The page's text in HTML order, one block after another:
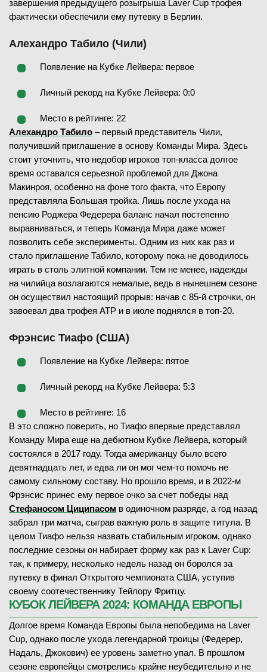
завершения предыдущего розыгрыша Laver Cup трофея
фактически обеспечили ему путевку в Берлин.
Алехандро Табило (Чили)
Появление на Кубке Лейвера: первое
Личный рекорд на Кубке Лейвера: 0:0
Место в рейтинге: 22
Алехандро Табило – первый представитель Чили,
получивший приглашение в основу Команды Мира. Здесь
стоит уточнить, что недобор игроков топ-класса долгое
время оставался серьезной проблемой для Джона
Макинроя, особенно на фоне того факта, что Европу
представляла Большая тройка. Лишь после ухода на
пенсию Роджера Федерера баланс начал постепенно
выравниваться, и теперь Команда Мира даже может
позволить себе эксперименты. Одним из них как раз и
стало приглашение Табило, которому пока не доводилось
играть в столь элитной компании. Тем не менее, надежды
на чилийца возлагаются немалые, ведь в нынешнем сезоне
он осуществил настоящий прорыв: начав с 85-й строчки, он
завоевал два трофея ATP и в июле поднялся в топ-20.
Фрэнсис Тиафо (США)
Появление на Кубке Лейвера: пятое
Личный рекорд на Кубке Лейвера: 5:3
Место в рейтинге: 16
В это сложно поверить, но Тиафо впервые представлял
Команду Мира еще на дебютном Кубке Лейвера, который
состоялся в 2017 году. Тогда американцу было всего
девятнадцать лет, и едва ли он мог чем-то помочь не
самому сильному составу. Но прошло время, и в 2022-м
Фрэнсис принес ему первое очко за счет победы над
Стефаносом Циципасом в одиночном разряде, а год назад
забрал три матча, сыграв важную роль в защите титула. В
целом Тиафо нельзя назвать стабильным игроком, однако
последние сезоны он набирает форму как раз к Laver Cup:
так, к примеру, несколько недель назад он боролся за
путевку в финал Открытого чемпионата США, уступив
своему соотечественнику Тейлору Фритцу.
КУБОК ЛЕЙВЕРА 2024: КОМАНДА ЕВРОПЫ
Долгое время Команда Европы была непобедима на Laver
Cup, однако после ухода легендарной троицы (Федерер,
Надаль, Джокович) ее уровень заметно упал. В прошлом
сезоне европейцы смотрелись крайне неубедительно и не